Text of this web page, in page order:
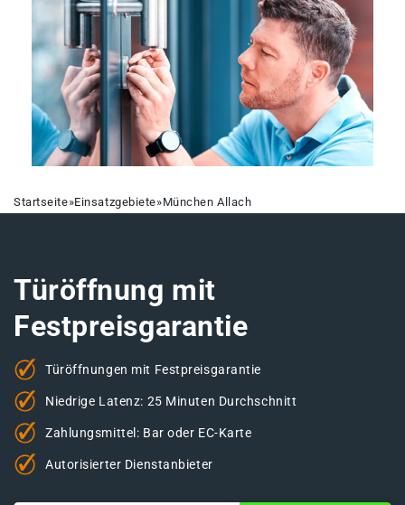
Startseite»Einsatzgebiete»München Allach
Türöffnung mit
Festpreisgarantie
Türöffnungen mit Festpreisgarantie
Niedrige Latenz: 25 Minuten Durchschnitt
Zahlungsmittel: Bar oder EC-Karte
Autorisierter Dienstanbieter